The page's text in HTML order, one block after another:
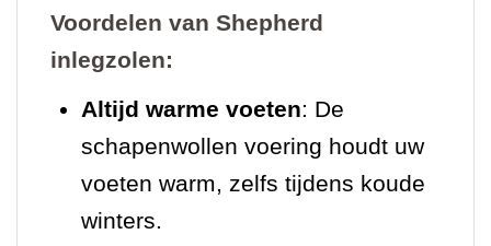
Voordelen van Shepherd
inlegzolen:
Altijd warme voeten: De
schapenwollen voering houdt uw
voeten warm, zelfs tijdens koude
winters.